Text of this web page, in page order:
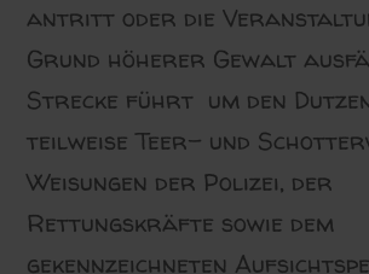
antritt oder die
Grund höherer Gewalt
Strecke führt um den
teilweise Teer- und
Weisungen der Polizei, der
Rettungskräfte sowie dem
gekennzeichneten